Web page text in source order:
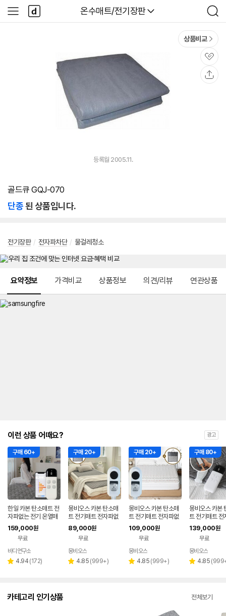
다나와
온수매트/전기장판
검
색
사
이
다
나
와
상품비교
관
심
등록월 2005.11.
골드큐 GQJ-070
단종된 상품입니다.
전기장판 / 전자파차단 / 물걸레청소
요약정보 가격비교 상품정보 의견/리뷰 연관상품
이런 상품 어때요? 광고
구매 60+
한일 카본 탄소매트 전
자파없는 전기 온열매
트 장판 2인용 1인용 S
S 그레이
159,000원
무료
바디연구소
별 4.94 리
(172)
구매 20+
몽비오스 카본 탄소매
트 전기매트 전자파없
는 그래핀 온열매트 침
대 전기장판 퀸, 150x
200cm, 연그레이
89,000원
무료
몽비오스
별 4.85 리
(999+)
구매 20+
몽비오스 카본 탄소매
트 전기매트 전자파없
는 그래핀 온열매트 침
대 전기장판 킹(분리난
방), 160x200cm, 소
프트 베이지
109,000원
무료
몽비오스
별 4.85 리
(999+)
구매 80+
몽비오스 카본
트 전기매트 전
는 그래핀 온열
대 전기장판 싱
139,000원
무료
몽비오스
별 4.85 리
(
카테고리 인기상품 전체보기